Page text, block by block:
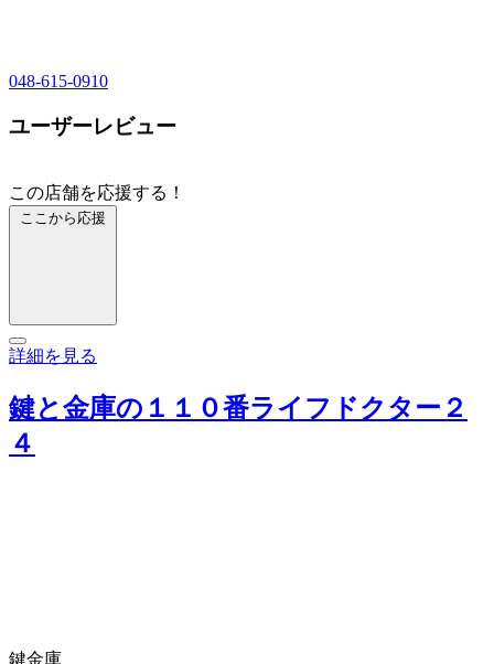
048-615-0910
ユーザーレビュー
この店舗を応援する！
ここから応援
詳細を見る
鍵と金庫の１１０番ライフドクター２
４
鍵金庫